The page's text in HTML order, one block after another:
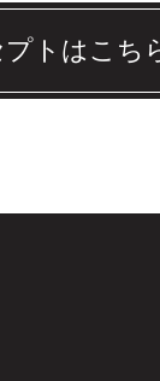
トはこち